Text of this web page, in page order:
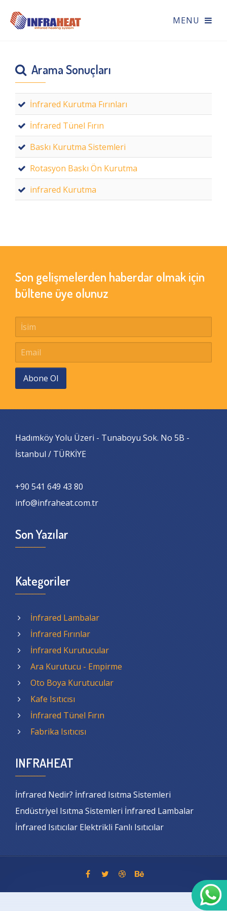
Arama Sonuçları
İnfrared Kurutma Fırınları
İnfrared Tünel Fırın
Baskı Kurutma Sistemleri
Rotasyon Baskı Ön Kurutma
infrared Kurutma
Son gelişmelerden haberdar olmak için
bültene üye olunuz
Abone Ol
Hadımköy Yolu Üzeri - Tunaboyu Sok. No 5B -
İstanbul / TÜRKİYE
+90 541 649 43 80
info@infraheat.com.tr
Son Yazılar
Kategoriler
İnfrared Lambalar
İnfrared Fırınlar
İnfrared Kurutucular
Ara Kurutucu - Empirme
Oto Boya Kurutucular
Kafe Isıtıcısı
İnfrared Tünel Fırın
Fabrika Isıtıcısı
INFRAHEAT
İnfrared Nedir? İnfrared Isıtma Sistemleri
Endüstriyel Isıtma Sistemleri İnfrared Lambalar
İnfrared Isıtıcılar Elektrikli Fanlı Isıtıcılar